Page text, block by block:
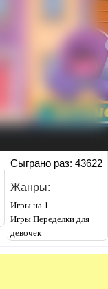
Сыграно раз: 43622
Жанры:
Игры на 1
Игры Переделки для
девочек